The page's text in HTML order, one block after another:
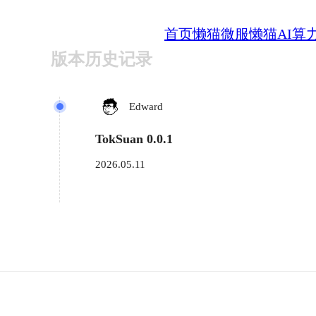
首页懒猫微服懒猫AI算
版本历史记录
Edward
TokSuan 0.0.1
2026.05.11